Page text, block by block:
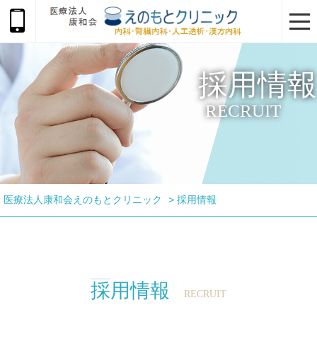
採用情報
RECRUIT
医療法人康和会えのもとクリニック > 採用情報
採用情報 RECRUIT